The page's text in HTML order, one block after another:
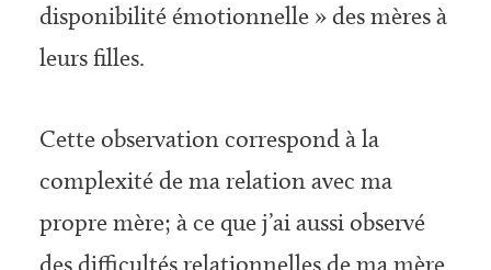
disponibilité émotionnelle » des mères à
leurs filles.
Cette observation correspond à la
complexité de ma relation avec ma
propre mère; à ce que j’ai aussi observé
des difficultés relationnelles de ma mère